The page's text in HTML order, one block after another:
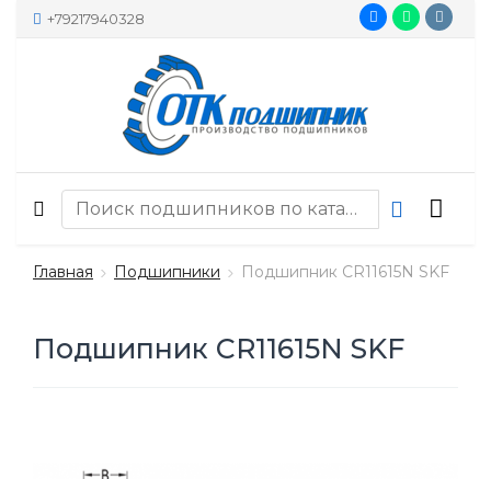
+79217940328
Главная Подшипники Подшипник CR11615N SKF
Подшипник CR11615N SKF